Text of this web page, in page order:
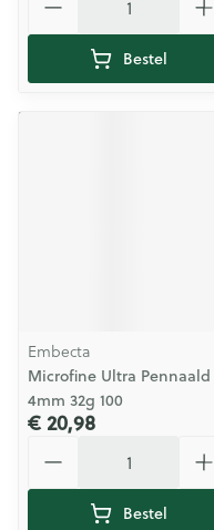
Bestel
Embecta
Microfine Ultra Pennaald
4mm 32g 100
€ 20,98
Bestel